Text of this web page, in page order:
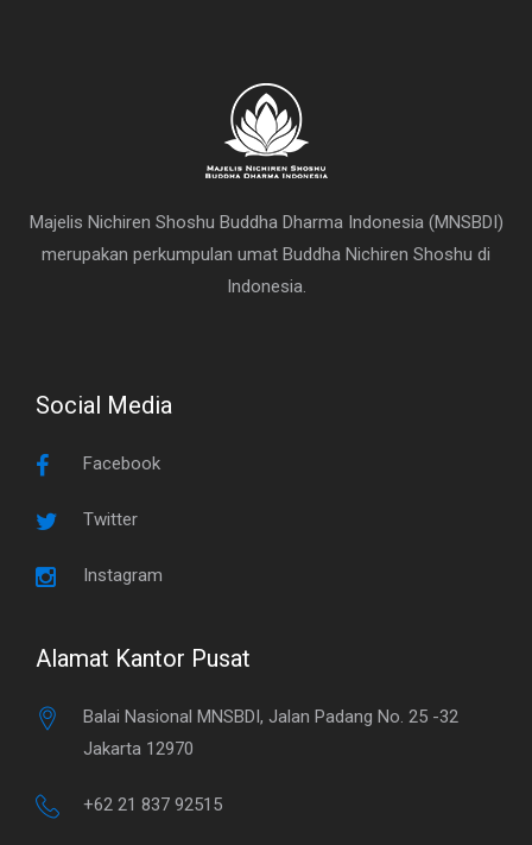
Majelis Nichiren Shoshu Buddha Dharma Indonesia (MNSBDI)
merupakan perkumpulan umat Buddha Nichiren Shoshu di
Indonesia.
Social Media
Facebook
Twitter
Instagram
Alamat Kantor Pusat
Balai Nasional MNSBDI, Jalan Padang No. 25 -32
Jakarta 12970
+62 21 837 92515